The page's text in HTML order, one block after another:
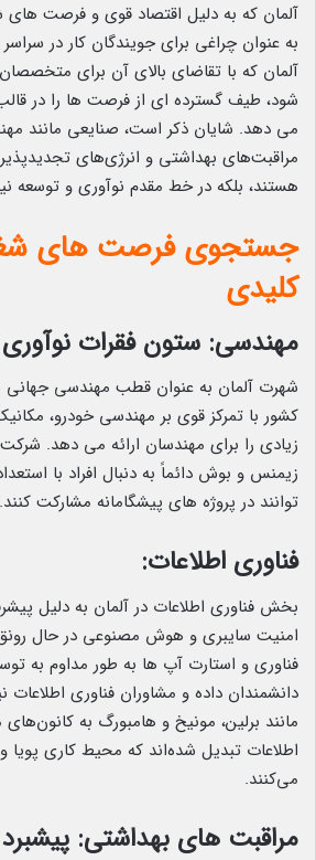
آلمان که به دلیل اقتصاد قوی و فرصت های
به عنوان چراغی برای جویندگان کار در
آلمان که با تقاضای بالای آن برای
شود، طیف گسترده ای از فرصت ها را در
می دهد. شایان ذکر است، صنایعی مانند
مراقبت‌های بهداشتی و انرژی‌های
هستند، بلکه در خط مقدم نوآوری و توسعه نیز
جستجوی فرصت های
کلیدی
مهندسی: ستون فقرات نوآوری
شهرت آلمان به عنوان قطب مهندسی
کشور با تمرکز قوی بر مهندسی خودرو،
زیمنس و بوش دائماً به دنبال افراد با
توانند در پروژه های پیشگامانه مشارکت کنند.
فناوری اطلاعات:
بخش فناوری اطلاعات در آلمان به دلیل
امنیت سایبری و هوش مصنوعی در حال
فناوری و استارت آپ ها به طور مداوم به
دانشمندان داده و مشاوران فناوری اطلاعات
مانند برلین، مونیخ و هامبورگ به
اطلاعات تبدیل شده‌اند که محیط کاری پویا و
می‌کنند.
مراقبت های بهداشتی: